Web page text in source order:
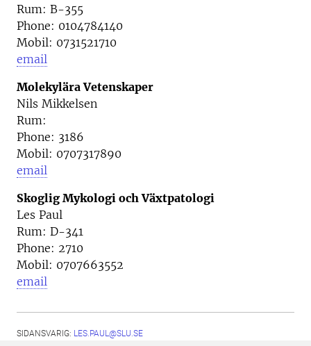
Rum: B-355
Phone: 0104784140
Mobil: 0731521710
email
Molekylära Vetenskaper
Nils Mikkelsen
Rum:
Phone: 3186
Mobil: 0707317890
email
Skoglig Mykologi och Växtpatologi
Les Paul
Rum: D-341
Phone: 2710
Mobil: 0707663552
email
SIDANSVARIG: LES.PAUL@SLU.SE